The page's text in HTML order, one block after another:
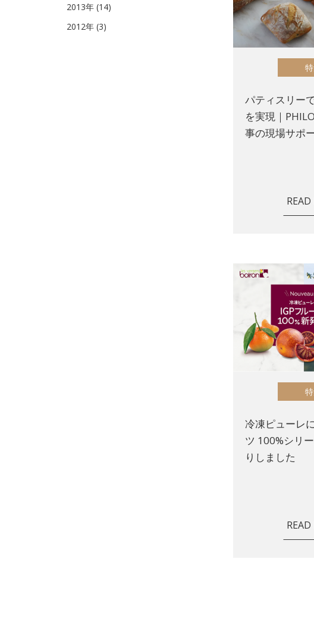
パティスリー
を実現｜
事の現場サポ
冷凍ピューレ
ツ 100%シリ
りしました
2013年 (14)
2012年 (3)